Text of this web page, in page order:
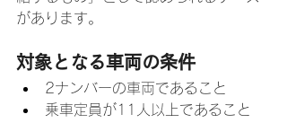
があります。
対象となる車両の条件
2ナンバーの車両であること
乗車定員が11人以上であること